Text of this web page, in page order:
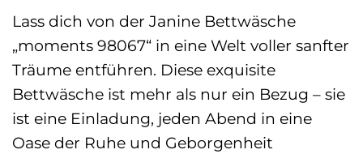
Lass dich von der Janine Bettwäsche
„moments 98067“ in eine Welt voller sanfter
Träume entführen. Diese exquisite
Bettwäsche ist mehr als nur ein Bezug – sie
ist eine Einladung, jeden Abend in eine
Oase der Ruhe und Geborgenheit